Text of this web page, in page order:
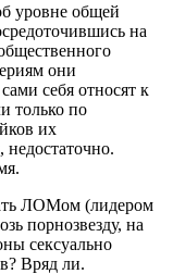
уровне общей
на
они
себя относят к
только по
их
недостаточно.
ЛОМом (лидером
порнозвезду, на
сексуально
Вряд ли.